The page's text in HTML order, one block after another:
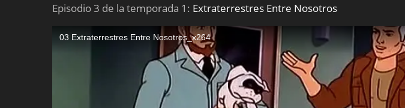
Episodio 3 de la temporada 1: Extraterrestres Entre Nosotros